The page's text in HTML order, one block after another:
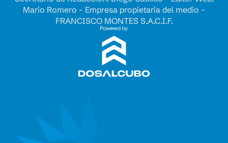
Mario Romero - Empresa propietaria del medio -
FRANCISCO MONTES S.A.C.I.F.